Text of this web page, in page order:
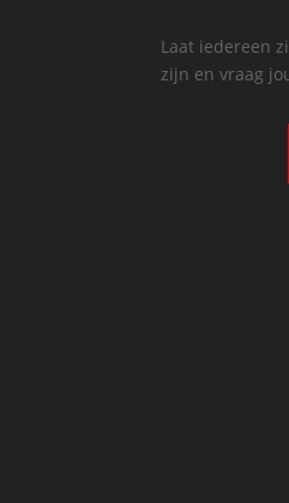
Laat iedereen
zijn en vraag